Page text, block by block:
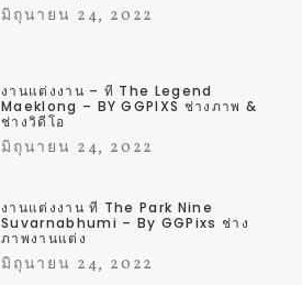
มิถุนายน 24, 2022
งานแต่งงาน – ที่ The Legend
Maeklong – BY GGPIXS ช่างภาพ &
ช่างวิดีโอ
มิถุนายน 24, 2022
งานแต่งงาน ที่ The Park Nine
Suvarnabhumi – By GGPixs ช่าง
ภาพงานแต่ง
มิถุนายน 24, 2022